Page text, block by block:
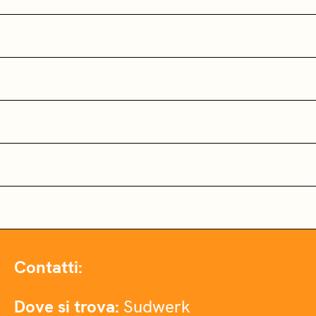
Contatti:
Dove si trova: Sudwerk